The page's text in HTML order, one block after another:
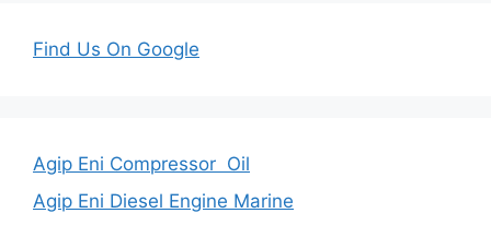
Find Us On Google
Agip Eni Compressor Oil
Agip Eni Diesel Engine Marine